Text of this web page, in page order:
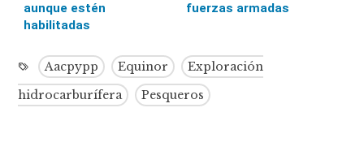
aunque estén
habilitadas
fuerzas armadas
Aacpypp Equinor
Exploración
hidrocarburífera
Pesqueros